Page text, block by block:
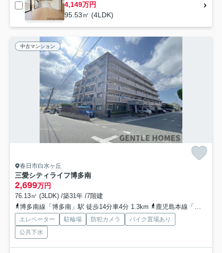
4,149万円
95.53㎡ (4LDK)
中古マンション
春日市白水ヶ丘
三愛シティライフ博多南
2,699万円
76.13㎡ (3LDK) /築31年 /7階建
博多南線「博多南」駅 徒歩14分車4分 1.3km
鹿児島本線「春日」駅 徒歩51分車12分 4.0km
エレベーター 駐輪場 防犯カメラ
バイク置場あり
公共下水